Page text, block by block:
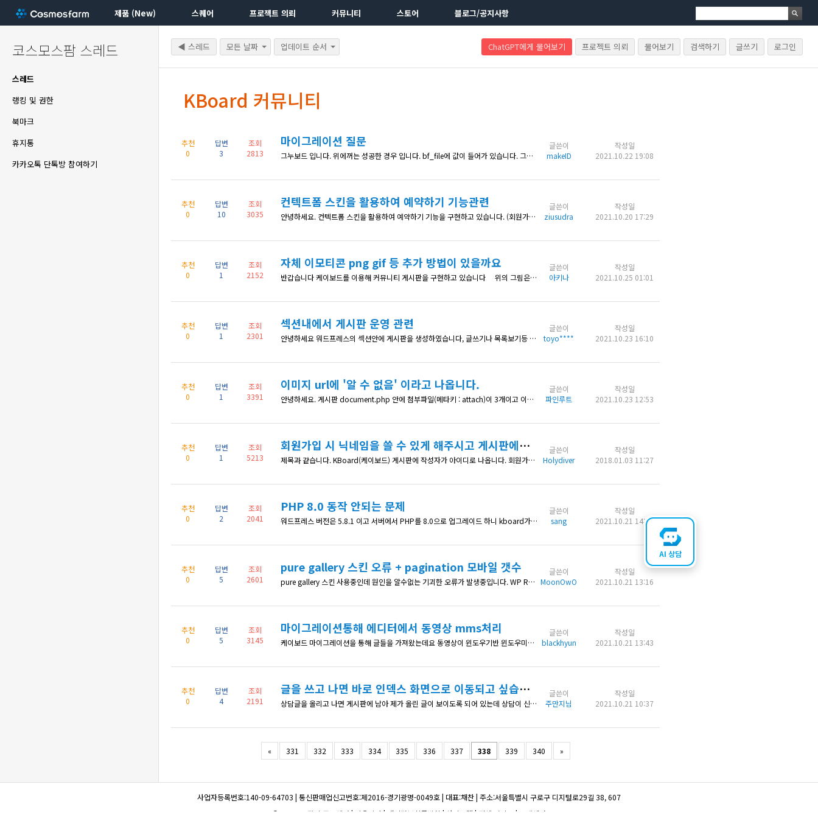
제품 (New) 스퀘어 프로젝트 의뢰 커뮤니티 스토어 블로그/공지사항
코스모스팜 스레드
스레드
랭킹 및 권한
북마크
휴지통
카카오톡 단톡방 참여하기
◀ 스레드 모든 날짜 업데이트 순서 ChatGPT에게 물어보기 프로젝트 의뢰 물어보기 검색하기 글쓰기 로그인
KBoard 커뮤니티
추천
0
답변
3
조회
2813
마이그레이션 질문
그누보드 입니다. 위에꺼는 성공한 경우 입니다. bf_file에 값이 들어가 있습니다. 그런데 아래건은 bf_file에 값이 없고 bf_file_n에 경로와 함께 파일 이름이 있어서 bf_file에 경로를 빼고 파일 이름만 넣었습니다. 그래도 나오지 않아서 질문드립니다. 그누보드 버전 문제인가요? 그러면 어떻게 바꿔야 할까요? 원본에는 bf_file에는 값이 없습니다. 이미지는 /wp-content/upload
글쓴이
makeID
작성일
2021.10.22 19:08
추천
0
답변
10
조회
3035
컨텍트폼 스킨을 활용하여 예약하기 기능관련
안녕하세요. 컨텍트폼 스킨을 활용하여 예약하기 기능을 구현하고 있습니다. (회원가입 x) 고객이 문의를 하면 관리자 페이지에서 게시판 보기 기능을 활용하여 각각의 글들을 확인하고 있는데요. 사용자들이 예약하기를 사용할 때 입력한 전화번호를 체크하여 이 전화번호를 사용한 사용자가 이전에 몇 번 예약을 했는지 확인을 하고 싶습니다. (관리자페이지 게시판 리스트에서 표시되는 조회수처럼) 가능할까요? 감사합니다.
글쓴이
ziusudra
작성일
2021.10.20 17:29
추천
0
답변
1
조회
2152
자체 이모티콘 png gif 등 추가 방법이 있을까요
반갑습니다 케이보드를 이용해 커뮤니티 게시판을 구현하고 있습니다 위의 그림은 디시 인사이드의 [디시콘]이라는 이모티콘입니다. 댓글 반응에 많이 쓰이는데요. 케이보드에서도 이런 png나 gif같은 이모티콘을 추가하는 방법이 있을지요 Kboard 미디어 추가로 업로드한 이미지를 재활용할 수 있는 기능이 있다면 응용할 수 있을 것으로 보입니다
글쓴이
아키나
작성일
2021.10.25 01:01
추천
0
답변
1
조회
2301
섹션내에서 게시판 운영 관련
안녕하세요 워드프레스의 섹션안에 게시판을 생성하였습니다, 글쓰기나 목록보기등 클릭하면 원하는 섹션에서 움직이지 않고 첫화면이 나오는데, 혹시 어느 부분을 수정해야 할지 도움 부탁드립니다. http://saesol-eng.com/?page_id=448 링크 참조하시면 기술자료실부분이 해결하고 싶은 부분입니다, 도움 부탁드립니다,. 감사합니다,
글쓴이
toyo****
작성일
2021.10.23 16:10
추천
0
답변
1
조회
3391
이미지 url에 '알 수 없음' 이라고 나옵니다.
안녕하세요. 게시판 document.php 안에 첨부파일(메타키 : attach)이 3개이고 이미지로만 올라가는데, 이걸 document.php 안에 보여줄 수 있도록 각각 <img src="<?php echo $content->attach->file1[0]; ?>" alt="<?php echo $content->attach->file1[1]; ?>"> <i
글쓴이
파인루트
작성일
2021.10.23 12:53
추천
0
답변
1
조회
5213
회원가입 시 닉네임을 쓸 수 있게 해주시고 게시판에도 닉네임이 나오게 하려면 어떻게 해야 할까요?
제목과 같습니다. KBoard(케이보드) 게시판에 작성자가 아이디로 나옵니다. 회원가입시 닉네임을 만들수 있게 하려면, 그리고 게시판에 아이디가 아닌 닉네임이 나오게 하려면 어떻게 해야 할까요?
글쓴이
Holydiver
작성일
2018.01.03 11:27
추천
0
답변
2
조회
2041
PHP 8.0 동작 안되는 문제
워드프레스 버전은 5.8.1 이고 서버에서 PHP를 8.0으로 업그레이드 하니 kboard가 동작하지 않습니다. 그래서 워드프레스의 최소 recommended 버전인 7.4로 다운그레이드 하니 다시 정상동작하네요. 급한건 아니지만 알아두시는 것이 좋을 것 같아 알립니다.
글쓴이
sang
작성일
2021.10.21 14:46
추천
0
답변
5
조회
2601
pure gallery 스킨 오류 + pagination 모바일 갯수
pure gallery 스킨 사용중인데 원인을 알수없는 기괴한 오류가 발생중입니다. WP Rocket 사용하고 있고 비활성화 했을때도 동일한 현상이 발생합니다. 641px 까지는 정상적으로 보이는데, 640px 부터는 썸네일 height 값이 0이 되어버리고, 제목과 작성자도 사라져버립니다. 그리고 "검색" 버튼을 누르면 제목과 작성자가 나타나고, 가로크기를 변화시키면 이미지도 다시 나타납니다. 원인도 모르겠
글쓴이
MoonOwO
작성일
2021.10.21 13:16
추천
0
답변
5
조회
3145
마이그레이션통해 에디터에서 동영상 mms처리
케이보드 마이그레이션을 통해 글들을 가져왔는데요 동영상이 윈도우기반 윈도우미디어플레이어인 mss 소스를 같이 불러오면 케이보드 에디터 소스보기에서 사라지는데. 사라지지않게 하는 방법이 있나요? mms:// 주소를 먹으려면 어떻게하나요? <p align="center"><img width="600" height="400" style="background: url(&quot;http://www.p
글쓴이
blackhyun
작성일
2021.10.21 13:43
추천
0
답변
4
조회
2191
글을 쓰고 나면 바로 인덱스 화면으로 이동되고 싶습니다.
상담글을 올리고 나면 게시판에 남아 제가 올린 글이 보이도록 되어 있는데 상담이 신청되었습니다라고 얼럿이 뜨고 홈으로 이동되게 하고 싶습니다. kboard\skin\...\ document.php 의 <div class="kboard-control"> <!-- <div class="left"> <a href="<?php echo esc_url($url
글쓴이
주만지님
작성일
2021.10.21 10:37
« 331 332 333 334 335 336 337 338 339 340 »
사업자등록번호:140-09-64703 | 통신판매업신고번호:제2016-경기광명-0049호| 대표:채찬| 주소:서울특별시 구로구 디지털로29길 38, 607
© 코스모스팜 소프트웨어 | 이용약관 | 개인정보취급방침 | 사이트맵 | 전체 서비스 | 고객센터
AI 상담